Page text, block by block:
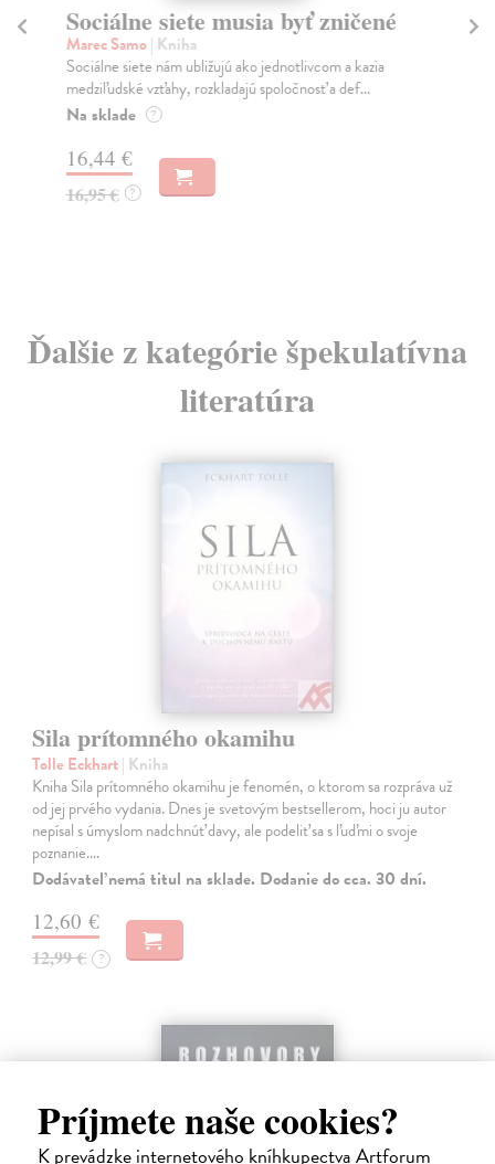
Príjmete naše cookies?
K prevádzke internetového kníhkupectva Artforum
Sociálne siete musia byť zničené
Marec Samo| Kniha
Sociálne siete nám ubližujú ako jednotlivcom a kazia
medziľudské vzťahy, rozkladajú spoločnosť a def...
Na sklade ?
16,44 €
16,95 € ?
Ďalšie z kategórie špekulatívna
literatúra
Sila prítomného okamihu
Tolle Eckhart| Kniha
Kniha Sila prítomného okamihu je fenomén, o ktorom sa rozpráva už
od jej prvého vydania. Dnes je svetovým bestsellerom, hoci ju autor
nepísal s úmyslom nadchnúť davy, ale podeliť sa s ľuďmi o svoje
poznanie.…
Dodávateľ nemá titul na sklade. Dodanie do cca. 30 dní.
12,60 €
12,99 € ?